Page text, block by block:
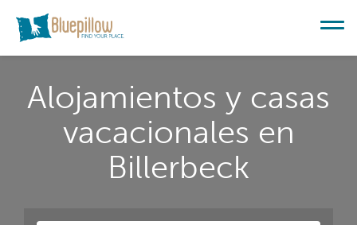
Alojamientos y casas
vacacionales en
Billerbeck